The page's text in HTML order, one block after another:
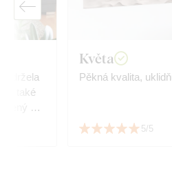
u
Květa
Pěkná kvalita,
5/5